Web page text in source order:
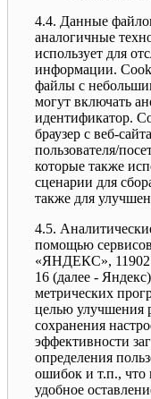
4.4. Данные
аналогичные
использует для
информации.
файлы с
могут включать
идентификатор.
браузер с веб-
пользователя/
которые также
сценарии для
также для
4.5.
помощью
«ЯНДЕКС»,
16 (далее -
метрических
целью улучшения
сохранения
эффективности
определения
ошибок и т.п., что
удобное